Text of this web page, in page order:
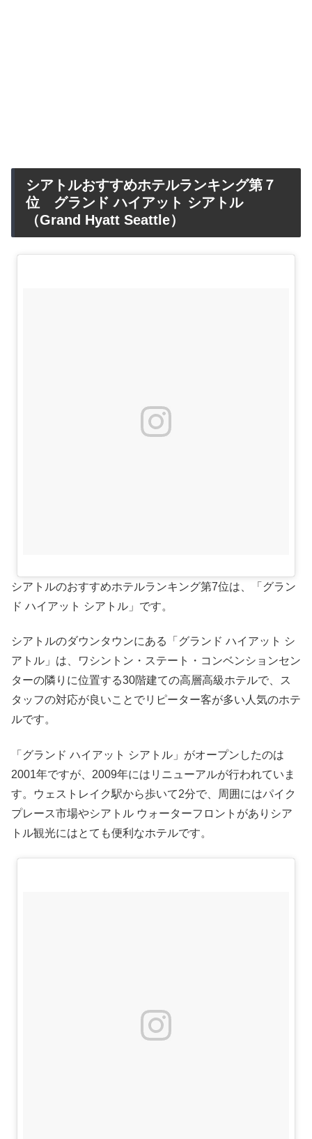
シアトルおすすめホテルランキング第７
位 グランド ハイアット シアトル
（Grand Hyatt Seattle）
シアトルのおすすめホテルランキング第7位は、「グラン
ド ハイアット シアトル」です。
シアトルのダウンタウンにある「グランド ハイアット シ
アトル」は、ワシントン・ステート・コンベンションセン
ターの隣りに位置する30階建ての高層高級ホテルで、ス
タッフの対応が良いことでリピーター客が多い人気のホテ
ルです。
「グランド ハイアット シアトル」がオープンしたのは
2001年ですが、2009年にはリニューアルが行われていま
す。ウェストレイク駅から歩いて2分で、周囲にはパイク
プレース市場やシアトル ウォーターフロントがありシア
トル観光にはとても便利なホテルです。